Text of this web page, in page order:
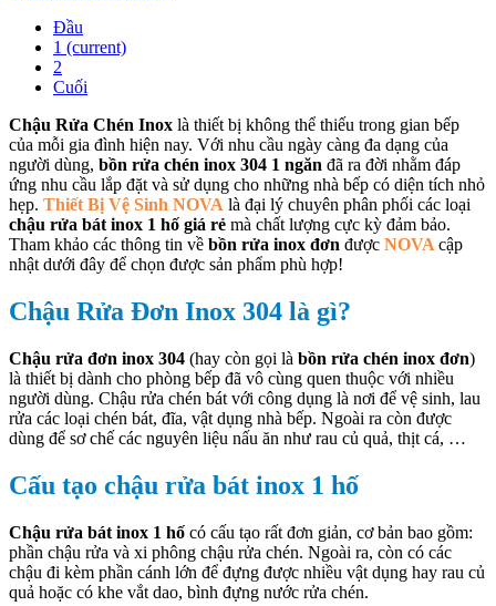
Đầu
1 (current)
2
Cuối
Chậu Rửa Chén Inox là thiết bị không thể thiếu trong gian bếp
của mỗi gia đình hiện nay. Với nhu cầu ngày càng đa dạng của
người dùng, bồn rửa chén inox 304 1 ngăn đã ra đời nhằm đáp
ứng nhu cầu lắp đặt và sử dụng cho những nhà bếp có diện tích nhỏ
hẹp. Thiết Bị Vệ Sinh NOVA là đại lý chuyên phân phối các loại
chậu rửa bát inox 1 hố giá rẻ mà chất lượng cực kỳ đảm bảo.
Tham khảo các thông tin về bồn rửa inox đơn được NOVA cập
nhật dưới đây để chọn được sản phẩm phù hợp!
Chậu Rửa Đơn Inox 304 là gì?
Chậu rửa đơn inox 304 (hay còn gọi là bồn rửa chén inox đơn)
là thiết bị dành cho phòng bếp đã vô cùng quen thuộc với nhiều
người dùng. Chậu rửa chén bát với công dụng là nơi để vệ sinh, lau
rửa các loại chén bát, đĩa, vật dụng nhà bếp. Ngoài ra còn được
dùng để sơ chế các nguyên liệu nấu ăn như rau củ quả, thịt cá, …
Cấu tạo chậu rửa bát inox 1 hố
Chậu rửa bát inox 1 hố có cấu tạo rất đơn giản, cơ bản bao gồm:
phần chậu rửa và xi phông chậu rửa chén. Ngoài ra, còn có các
chậu đi kèm phần cánh lớn để đựng được nhiều vật dụng hay rau củ
quả hoặc có khe vắt dao, bình đựng nước rửa chén.